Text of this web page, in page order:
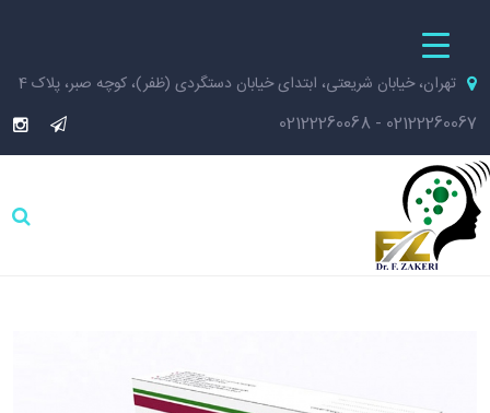
تهران، خیابان شریعتی، ابتدای خیابان دستگردی (ظفر)، کوچه صبر، پلاک 4
02122260067
-
02122260068